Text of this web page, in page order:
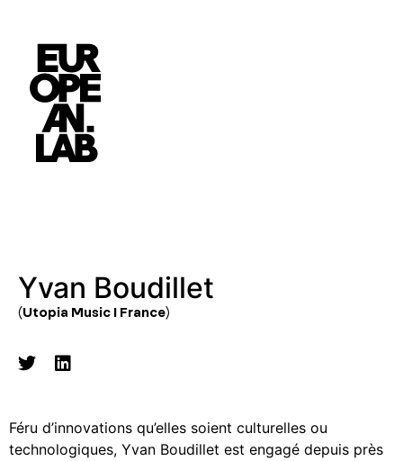
Yvan Boudillet
(Utopia Music I France)
Féru d’innovations qu’elles soient culturelles ou
technologiques, Yvan Boudillet est engagé depuis près